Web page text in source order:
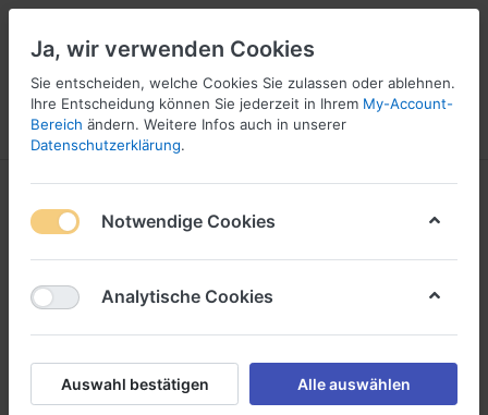
Menü Anmelden Wunschliste
1
Ja, wir verwenden Cookies
Sie entscheiden, welche Cookies Sie zulassen oder ablehnen.
Ihre Entscheidung können Sie jederzeit in Ihrem My-Account-
Bereich ändern. Weitere Infos auch in unserer
Datenschutzerklärung.
Notwendige Cookies
Analytische Cookies
Auswahl bestätigen Alle auswählen